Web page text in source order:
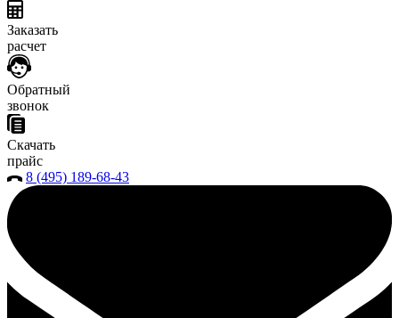
Заказать
расчет
Обратный
звонок
Скачать
прайс
8 (495) 189-68-43